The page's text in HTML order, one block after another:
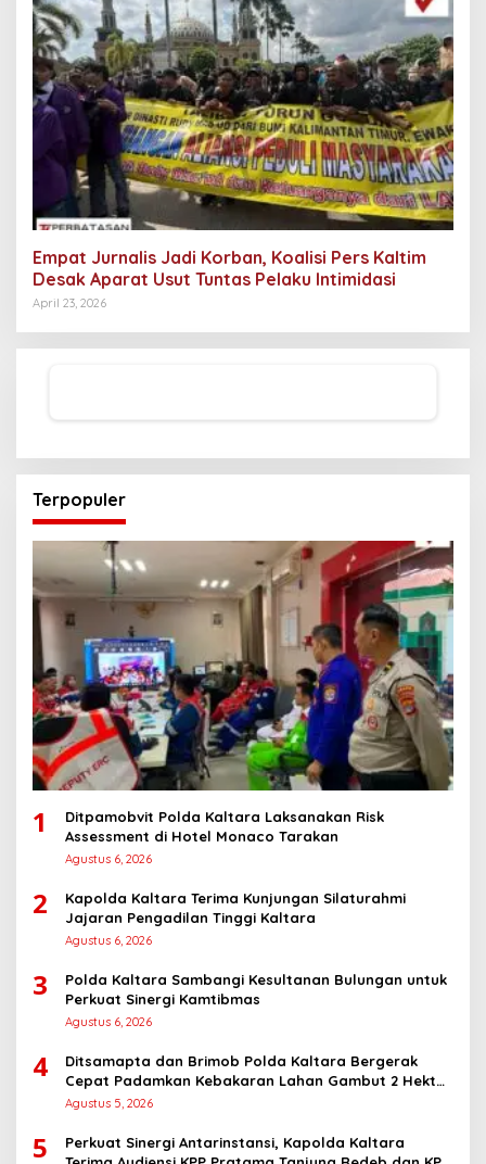
Empat Jurnalis Jadi Korban, Koalisi Pers Kaltim
Desak Aparat Usut Tuntas Pelaku Intimidasi
April 23, 2026
Terpopuler
1
Ditpamobvit Polda Kaltara Laksanakan Risk
Assessment di Hotel Monaco Tarakan
Agustus 6, 2026
2
Kapolda Kaltara Terima Kunjungan Silaturahmi
Jajaran Pengadilan Tinggi Kaltara
Agustus 6, 2026
3
Polda Kaltara Sambangi Kesultanan Bulungan untuk
Perkuat Sinergi Kamtibmas
Agustus 6, 2026
4
Ditsamapta dan Brimob Polda Kaltara Bergerak
Cepat Padamkan Kebakaran Lahan Gambut 2 Hektar
di Bulungan
Agustus 5, 2026
5
Perkuat Sinergi Antarinstansi, Kapolda Kaltara